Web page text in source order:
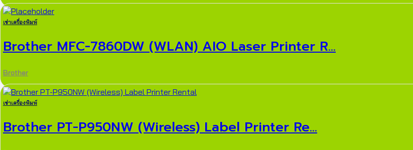
เช่าเครื่องพิมพ์
Brother MFC-7860DW (WLAN) AIO Laser Printer R...
Brother
เช่าเครื่องพิมพ์
Brother PT-P950NW (Wireless) Label Printer Re...